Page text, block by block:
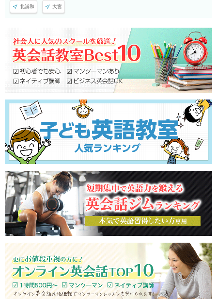
北浦和 大宮